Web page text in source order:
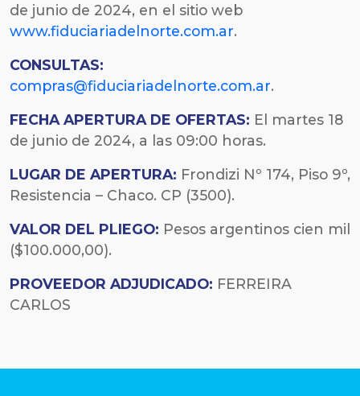
de junio de 2024, en el sitio web
www.fiduciariadelnorte.com.ar.
CONSULTAS:
compras@fiduciariadelnorte.com.ar.
FECHA APERTURA DE OFERTAS: El martes 18
de junio de 2024, a las 09:00 horas.
LUGAR DE APERTURA: Frondizi Nº 174, Piso 9º,
Resistencia – Chaco. CP (3500).
VALOR DEL PLIEGO: Pesos argentinos cien mil
($100.000,00).
PROVEEDOR ADJUDICADO: FERREIRA
CARLOS